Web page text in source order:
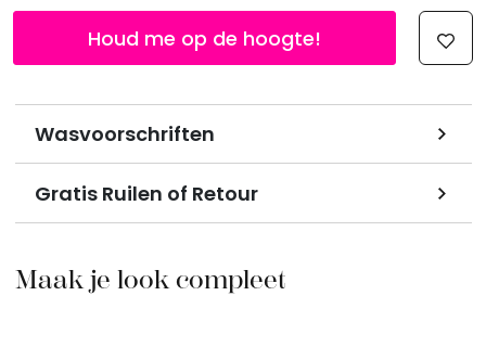
Wasvoorschriften
Gratis Ruilen of Retour
Houd me op de hoogte!
Maak je look compleet